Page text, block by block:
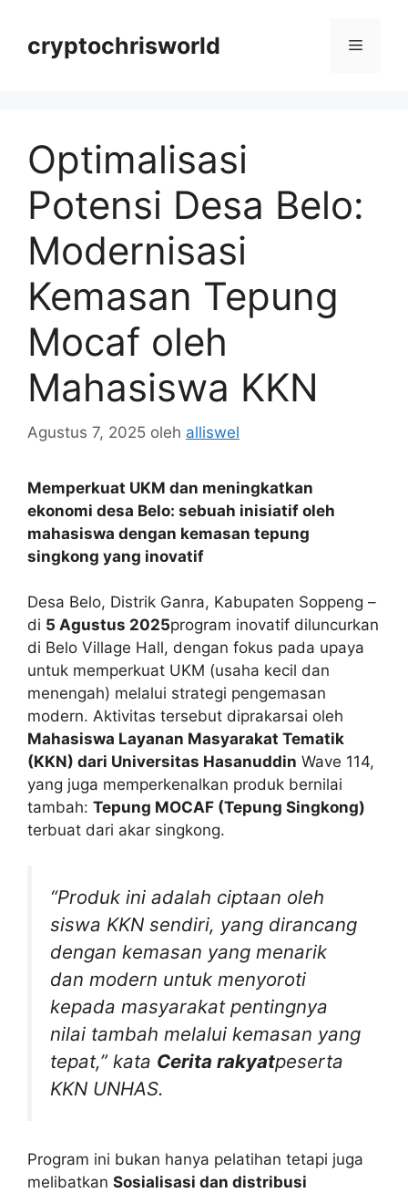
cryptochrisworld Menu
Optimalisasi
Potensi Desa Belo:
Modernisasi
Kemasan Tepung
Mocaf oleh
Mahasiswa KKN
Agustus 7, 2025 oleh alliswel
Memperkuat UKM dan meningkatkan
ekonomi desa Belo: sebuah inisiatif oleh
mahasiswa dengan kemasan tepung
singkong yang inovatif
Desa Belo, Distrik Ganra, Kabupaten Soppeng –
di 5 Agustus 2025program inovatif diluncurkan
di Belo Village Hall, dengan fokus pada upaya
untuk memperkuat UKM (usaha kecil dan
menengah) melalui strategi pengemasan
modern. Aktivitas tersebut diprakarsai oleh
Mahasiswa Layanan Masyarakat Tematik
(KKN) dari Universitas Hasanuddin Wave 114,
yang juga memperkenalkan produk bernilai
tambah: Tepung MOCAF (Tepung Singkong)
terbuat dari akar singkong.
“Produk ini adalah ciptaan oleh
siswa KKN sendiri, yang dirancang
dengan kemasan yang menarik
dan modern untuk menyoroti
kepada masyarakat pentingnya
nilai tambah melalui kemasan yang
tepat,” kata Cerita rakyatpeserta
KKN UNHAS.
Program ini bukan hanya pelatihan tetapi juga
melibatkan Sosialisasi dan distribusi